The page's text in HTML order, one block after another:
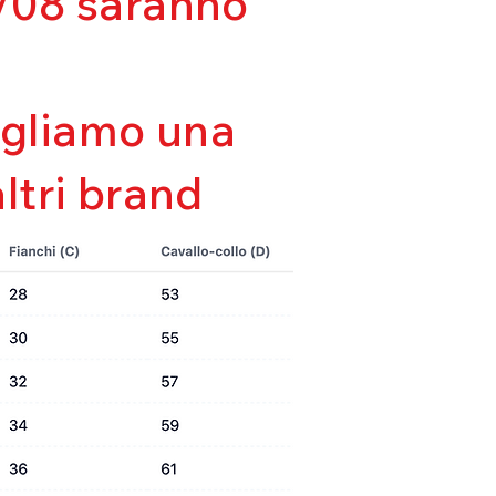
una
brand